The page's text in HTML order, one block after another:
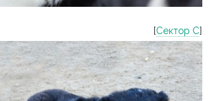
[Сектор С]